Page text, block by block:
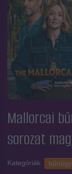
Mallorcai
sorozat
Kategóriák: bűnügyi